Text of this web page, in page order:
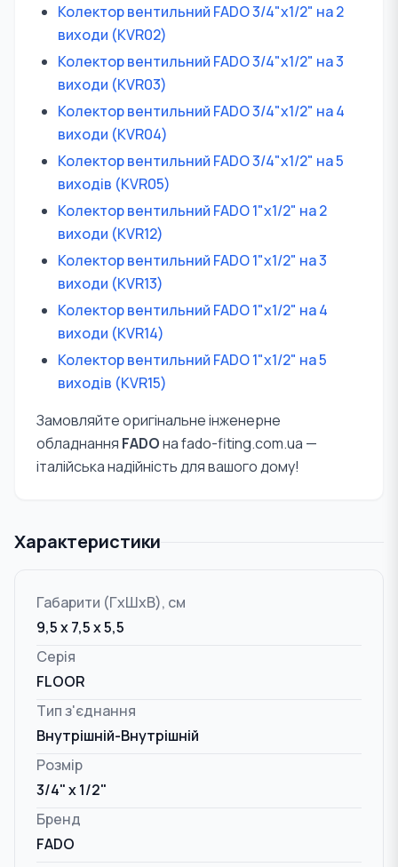
Колектор вентильний FADO 3/4"x1/2" на 2
виходи (KVR02)
Колектор вентильний FADO 3/4"x1/2" на 3
виходи (KVR03)
Колектор вентильний FADO 3/4"x1/2" на 4
виходи (KVR04)
Колектор вентильний FADO 3/4"x1/2" на 5
виходів (KVR05)
Колектор вентильний FADO 1"x1/2" на 2
виходи (KVR12)
Колектор вентильний FADO 1"x1/2" на 3
виходи (KVR13)
Колектор вентильний FADO 1"x1/2" на 4
виходи (KVR14)
Колектор вентильний FADO 1"x1/2" на 5
виходів (KVR15)
Замовляйте оригінальне інженерне
обладнання FADOна fado-fiting.com.ua —
італійська надійність для вашого дому!
Характеристики
Габарити (ГxШxВ), см
9,5 x 7,5 x 5,5
Серія
FLOOR
Тип з'єднання
Внутрішній-Внутрішній
Розмір
3/4" x 1/2"
Бренд
FADO